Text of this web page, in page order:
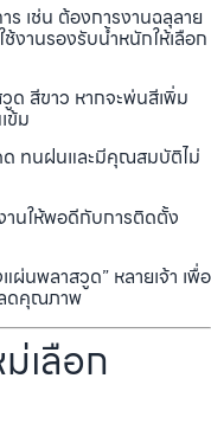
เช่น ต้องการงานฉลุลาย
งานรองรับน้ำหนักให้เลือก
ด สีขาว หากจะพ่นสีเพิ่ม
ข้ม
ด ทนฝนและมีคุณสมบัติไม่
านให้พอดีกับการติดตั้ง
ผ่นพลาสวูด” หลายเจ้า เพื่อ
ลดคุณภาพ
เลือก